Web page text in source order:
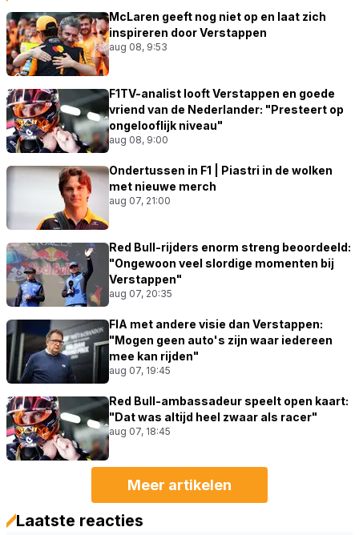
McLaren geeft nog niet op en laat zich
inspireren door Verstappen
aug 08, 9:53
F1TV-analist looft Verstappen en goede
vriend van de Nederlander: "Presteert op
ongelooflijk niveau"
aug 08, 9:00
Ondertussen in F1 | Piastri in de wolken
met nieuwe merch
aug 07, 21:00
Red Bull-rijders enorm streng beoordeeld:
"Ongewoon veel slordige momenten bij
Verstappen"
aug 07, 20:35
FIA met andere visie dan Verstappen:
"Mogen geen auto's zijn waar iedereen
mee kan rijden"
aug 07, 19:45
Red Bull-ambassadeur speelt open kaart:
"Dat was altijd heel zwaar als racer"
aug 07, 18:45
Meer artikelen
Laatste reacties